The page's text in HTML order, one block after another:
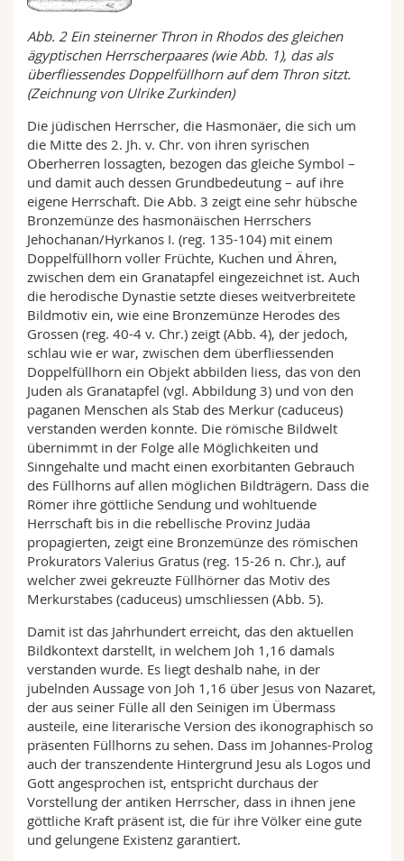
Abb. 2 Ein steinerner Thron in Rhodos des gleichen
ägyptischen Herrscherpaares (wie Abb. 1), das als
überfliessendes Doppelfüllhorn auf dem Thron sitzt.
(Zeichnung von Ulrike Zurkinden)
Die jüdischen Herrscher, die Hasmonäer, die sich um
die Mitte des 2. Jh. v. Chr. von ihren syrischen
Oberherren lossagten, bezogen das gleiche Symbol –
und damit auch dessen Grundbedeutung – auf ihre
eigene Herrschaft. Die Abb. 3 zeigt eine sehr hübsche
Bronzemünze des hasmonäischen Herrschers
Jehochanan/Hyrkanos I. (reg. 135-104) mit einem
Doppelfüllhorn voller Früchte, Kuchen und Ähren,
zwischen dem ein Granatapfel eingezeichnet ist. Auch
die herodische Dynastie setzte dieses weitverbreitete
Bildmotiv ein, wie eine Bronzemünze Herodes des
Grossen (reg. 40-4 v. Chr.) zeigt (Abb. 4), der jedoch,
schlau wie er war, zwischen dem überfliessenden
Doppelfüllhorn ein Objekt abbilden liess, das von den
Juden als Granatapfel (vgl. Abbildung 3) und von den
paganen Menschen als Stab des Merkur (caduceus)
verstanden werden konnte. Die römische Bildwelt
übernimmt in der Folge alle Möglichkeiten und
Sinngehalte und macht einen exorbitanten Gebrauch
des Füllhorns auf allen möglichen Bildträgern. Dass die
Römer ihre göttliche Sendung und wohltuende
Herrschaft bis in die rebellische Provinz Judäa
propagierten, zeigt eine Bronzemünze des römischen
Prokurators Valerius Gratus (reg. 15-26 n. Chr.), auf
welcher zwei gekreuzte Füllhörner das Motiv des
Merkurstabes (caduceus) umschliessen (Abb. 5).
Damit ist das Jahrhundert erreicht, das den aktuellen
Bildkontext darstellt, in welchem Joh 1,16 damals
verstanden wurde. Es liegt deshalb nahe, in der
jubelnden Aussage von Joh 1,16 über Jesus von Nazaret,
der aus seiner Fülle all den Seinigen im Übermass
austeile, eine literarische Version des ikonographisch so
präsenten Füllhorns zu sehen. Dass im Johannes-Prolog
auch der transzendente Hintergrund Jesu als Logos und
Gott angesprochen ist, entspricht durchaus der
Vorstellung der antiken Herrscher, dass in ihnen jene
göttliche Kraft präsent ist, die für ihre Völker eine gute
und gelungene Existenz garantiert.